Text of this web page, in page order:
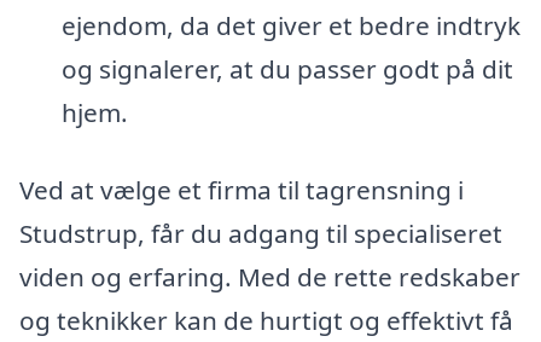
ejendom, da det giver et bedre indtryk
og signalerer, at du passer godt på dit
hjem.
Ved at vælge et firma til tagrensning i
Studstrup, får du adgang til specialiseret
viden og erfaring. Med de rette redskaber
og teknikker kan de hurtigt og effektivt få